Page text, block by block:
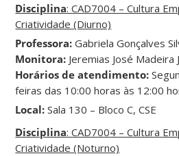
Disciplina: CAD7004 – Cultura
Criatividade (Diurno)
Professora:Gabriela Gonçalves
Monitora: Jeremias José Madeira
Horários de atendimento:
feiras das 10:00 horas às 12:00
Local: Sala 130 – Bloco C, CSE
Disciplina: CAD7004 – Cultura
Criatividade (Noturno)